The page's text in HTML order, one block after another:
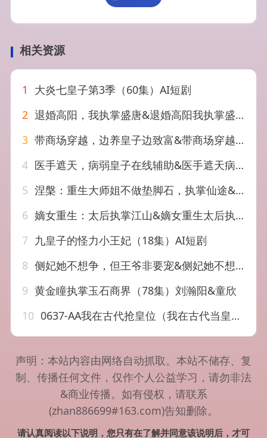
相关资源
1
大炎七皇子第3季（60集）AI短剧
2 退婚高阳，我执掌盛唐&退婚高阳我执掌盛唐（67集）AI短剧
3 带商场穿越，边养皇子边致富&带商场穿越边养皇子边致富（60集）AI短剧
4 医手遮天，病弱皇子在线辅助&医手遮天病弱皇子在线辅助（60集）AI短剧
5 涅槃：重生大师姐不做垫脚石，执掌仙途&涅槃重生大师姐不做垫脚石执掌仙途（59集）AI短剧
6 嫡女重生：太后执掌江山&嫡女重生太后执掌江山（70集）AI短剧
7 九皇子的怪力小王妃（18集）AI短剧
8 侧妃她不想争，但王爷非要宠&侧妃她不想争但王爷非要宠（87集）AI短剧
9 黄金瞳执掌玉石商界（78集）刘瀚阳&童欣
10 0637-AA我在古代抢皇位（我在古代当皇子）（40集）
声明：本站内容由网络自动抓取。本站不储存、复
制、传播任何文件，仅作个人公益学习，请勿非法
&商业传播。如有侵权，请联系
(zhan886699#163.com)告知删除。
请认真阅读以下说明，您只有在了解并同意该说明后，才可